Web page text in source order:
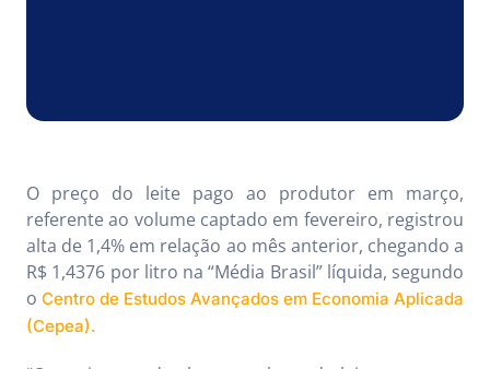
O preço do leite pago ao produtor em março,
referente ao volume captado em fevereiro, registrou
alta de 1,4% em relação ao mês anterior, chegando a
R$ 1,4376 por litro na “Média Brasil” líquida, segundo
o Centro de Estudos Avançados em Economia Aplicada
(Cepea).